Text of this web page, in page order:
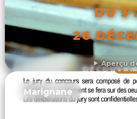
Aperçu
DU 3
26
Marignane